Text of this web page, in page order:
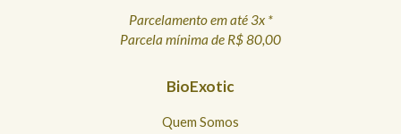
Parcelamento em até 3x *
Parcela mínima de R$ 80,00
BioExotic
Quem Somos